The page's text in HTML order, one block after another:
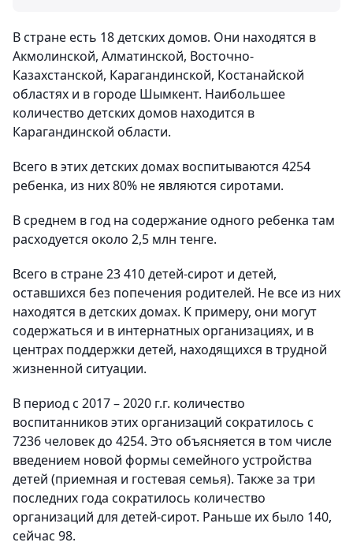
В стране есть 18 детских домов. Они находятся в
Акмолинской, Алматинской, Восточно-
Казахстанской, Карагандинской, Костанайской
областях и в городе Шымкент. Наибольшее
количество детских домов находится в
Карагандинской области.
Всего в этих детских домах воспитываются 4254
ребенка, из них 80% не являются сиротами.
В среднем в год на содержание одного ребенка там
расходуется около 2,5 млн тенге.
Всего в стране 23 410 детей-сирот и детей,
оставшихся без попечения родителей. Не все из них
находятся в детских домах. К примеру, они могут
содержаться и в интернатных организациях, и в
центрах поддержки детей, находящихся в трудной
жизненной ситуации.
В период с 2017 – 2020 г.г. количество
воспитанников этих организаций сократилось с
7236 человек до 4254. Это объясняется в том числе
введением новой формы семейного устройства
детей (приемная и гостевая семья). Также за три
последних года сократилось количество
организаций для детей-сирот. Раньше их было 140,
сейчас 98.